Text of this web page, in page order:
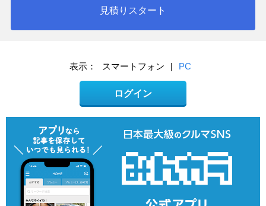
見積りスタート
表示： スマートフォン | PC
ログイン